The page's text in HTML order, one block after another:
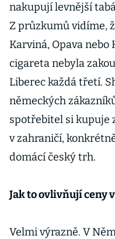
nakupují levnější
Z průzkumů vidíme,
Karviná, Opava nebo
cigareta nebyla
Liberec každá třetí.
německých
spotřebitel si kupuje
v zahraničí,
domácí český trh.
Jak to ovlivňují ceny
Velmi výrazně. V